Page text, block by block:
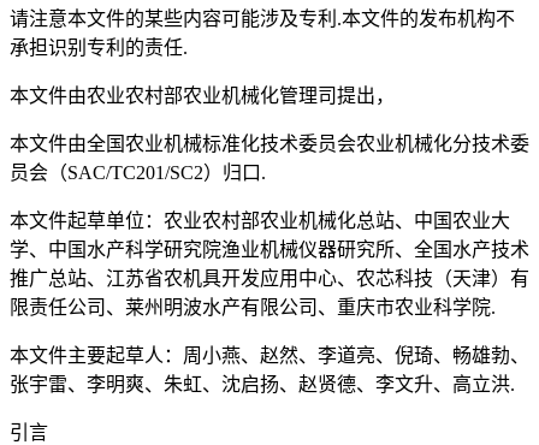
请注意本文件的某些内容可能涉及专利.本文件的发布机构不
承担识别专利的责任.
本文件由农业农村部农业机械化管理司提出，
本文件由全国农业机械标准化技术委员会农业机械化分技术委
员会（SAC/TC201/SC2）归口.
本文件起草单位：农业农村部农业机械化总站、中国农业大
学、中国水产科学研究院渔业机械仪器研究所、全国水产技术
推广总站、江苏省农机具开发应用中心、农芯科技（天津）有
限责任公司、莱州明波水产有限公司、重庆市农业科学院.
本文件主要起草人：周小燕、赵然、李道亮、倪琦、畅雄勃、
张宇雷、李明爽、朱虹、沈启扬、赵贤德、李文升、高立洪.
引言